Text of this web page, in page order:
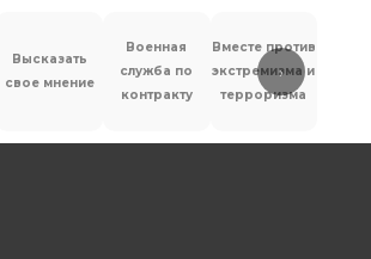
Высказать
свое мнение
Военная
служба по
контракту
Вместе против
экстремизма и
терроризма
›